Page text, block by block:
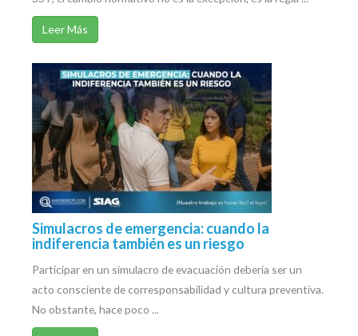
Leer Más
Simulacros de emergencia: cuando la
indiferencia también es un riesgo
Participar en un simulacro de evacuación debería ser un
acto consciente de corresponsabilidad y cultura preventiva.
No obstante, hace poco ...